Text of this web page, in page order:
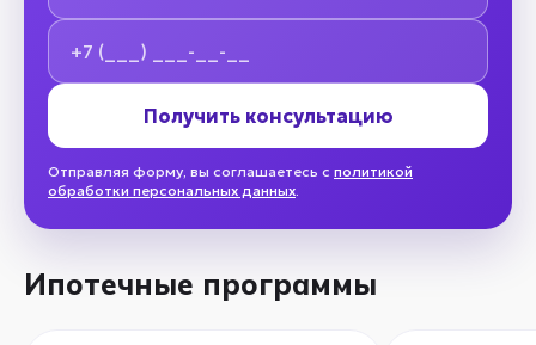
Номер телефона
Получить консультацию
Отправляя форму, вы соглашаетесь с политикой
обработки персональных данных.
Ипотечные программы